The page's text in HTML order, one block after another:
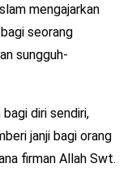
mengajarkan
seorang
sungguh-
diri sendiri,
janji bagi orang
firman Allah Swt.